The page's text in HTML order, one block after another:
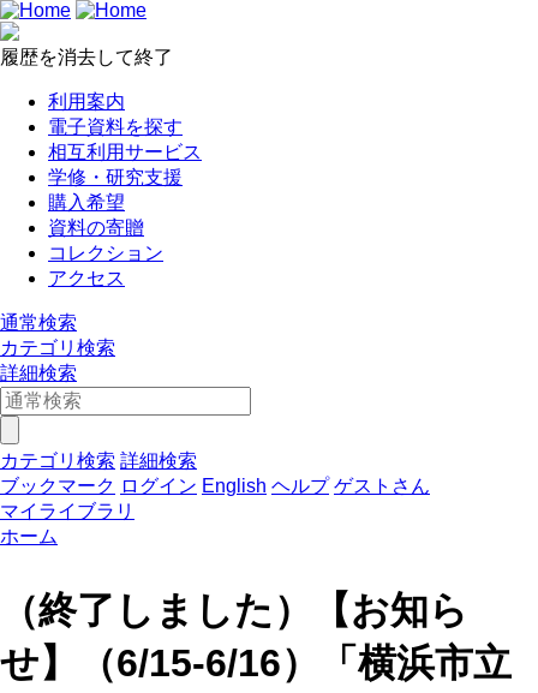
履歴を消去して終了
利用案内
電子資料を探す
相互利用サービス
学修・研究支援
購入希望
資料の寄贈
コレクション
アクセス
通常検索
カテゴリ検索
詳細検索
カテゴリ検索 詳細検索
ブックマーク ログイン English ヘルプ ゲストさん
マイライブラリ
ホーム
（終了しました）【お知ら
せ】（6/15-6/16）「横浜市立